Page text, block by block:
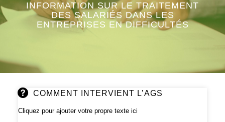
INFORMATION SUR LE TRAITEMENT
DES SALARIÉS DANS LES
ENTREPRISES EN DIFFICULTÉS
COMMENT INTERVIENT L’AGS
Cliquez pour ajouter votre propre texte ici